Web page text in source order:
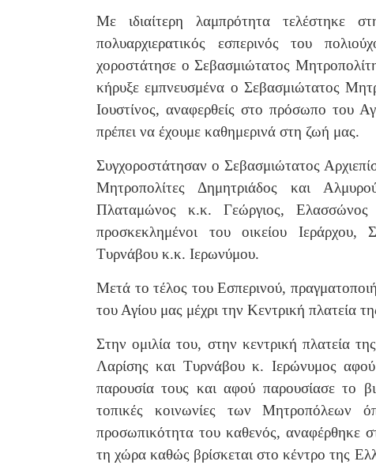
Με ιδιαίτερη λαμπρότητα τελέστηκε
πολυαρχιερατικός εσπερινός του
χοροστάτησε ο Σεβασμιώτατος
κήρυξε εμπνευσμένα ο Σεβασμιώτατος
Ιουστίνος, αναφερθείς στο πρόσωπο του
πρέπει να έχουμε καθημερινά στη ζωή μας.
Συγχοροστάτησαν ο Σεβασμιώτατος
Μητροπολίτες Δημητριάδος και
Πλαταμώνος κ.κ. Γεώργιος,
προσκεκλημένοι του οικείου Ιεράρχου,
Τυρνάβου κ.κ. Ιερωνύμου.
Μετά το τέλος του Εσπερινού,
του Αγίου μας μέχρι την Κεντρική πλατεία
Στην ομιλία του, στην κεντρική πλατεία
Λαρίσης και Τυρνάβου κ. Ιερώνυμος αφού
παρουσία τους και αφού παρουσίασε το
τοπικές κοινωνίες των Μητροπόλεων
προσωπικότητα του καθενός, αναφέρθηκε
τη χώρα καθώς βρίσκεται στο κέντρο της